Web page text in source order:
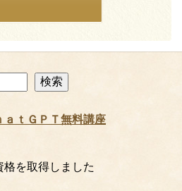
検索
ａｔＧＰＴ無料講座
を取得しました